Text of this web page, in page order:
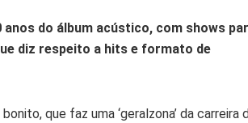
do álbum acústico, com shows
diz respeito a hits e formato de
que faz uma ‘geralzona’ da carreira